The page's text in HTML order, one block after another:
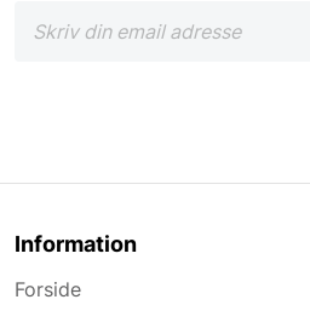
Information
Forside